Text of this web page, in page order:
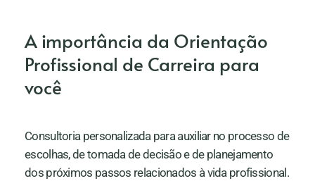
A importância da Orientação
Profissional de Carreira para
você
Consultoria personalizada para auxiliar no processo de
escolhas, de tomada de decisão e de planejamento
dos próximos passos relacionados à vida profissional.